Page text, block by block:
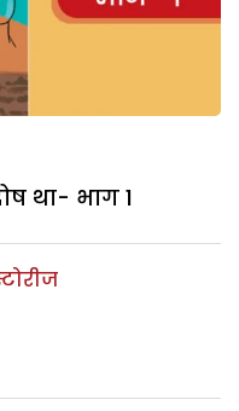
था- भाग 1